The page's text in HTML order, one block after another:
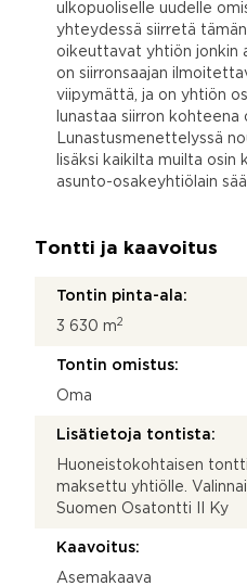
ulkopuoliselle uudelle
yhteydessä siirretä
oikeuttavat yhtiön jonkin
on siirronsaajan
viipymättä, ja on yhtiön
lunastaa siirron kohteena
Lunastusmenettelyssä
lisäksi kaikilta muilta osin
asunto-osakeyhtiölain
Tontti ja kaavoitus
Tontin pinta-ala:
3 630 m2
Tontin omistus:
Oma
Lisätietoja tontista:
Huoneistokohtaisen
maksettu yhtiölle.
Suomen Osatontti II Ky
Kaavoitus:
Asemakaava